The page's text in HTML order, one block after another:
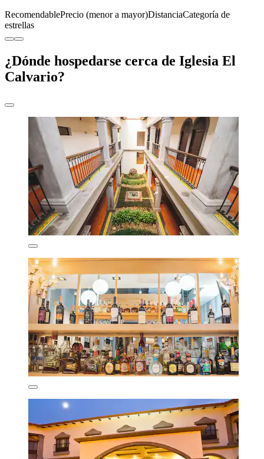
RecomendablePrecio (menor a mayor)DistanciaCategoría de
estrellas
¿Dónde hospedarse cerca de Iglesia El
Calvario?